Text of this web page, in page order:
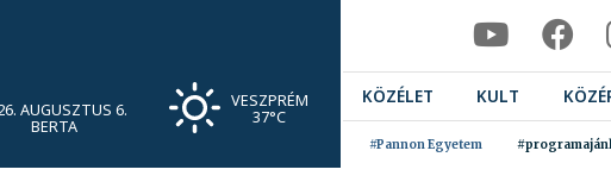
AUGUSZTUS 6.
BERTA
VESZPRÉM
37°C
KÖZÉLET KULT
#Pannon Egyetem